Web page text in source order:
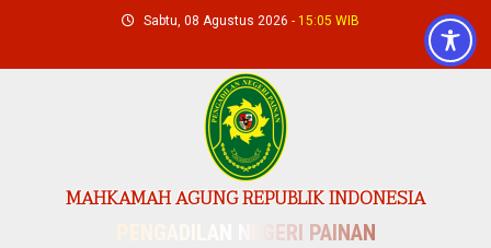
content
Sabtu, 08 Agustus 2026 - 15:05 WIB
MAHKAMAH AGUNG REPUBLIK INDONESIA
PENGADILAN NEGERI PAINAN